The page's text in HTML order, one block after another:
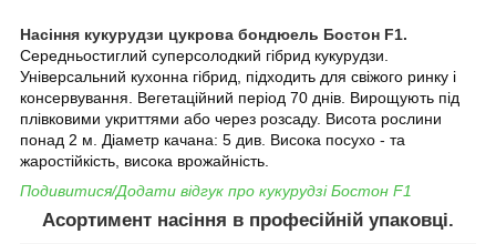
Насіння кукурудзи цукрова бондюель Бостон F1.
Середньостиглий суперсолодкий гібрид кукурудзи.
Універсальний кухонна гібрид, підходить для свіжого ринку і
консервування. Вегетаційний період 70 днів. Вирощують під
плівковими укриттями або через розсаду. Висота рослини
понад 2 м. Діаметр качана: 5 див. Висока посухо - та
жаростійкість, висока врожайність.
Подивитися/Додати відгук про кукурудзі Бостон F1
Асортимент насіння в професійній упаковці.